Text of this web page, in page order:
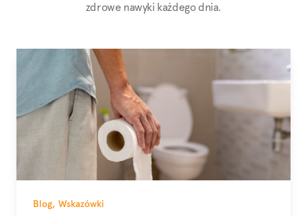
zdrowe nawyki każdego dnia.
Blog, Wskazówki